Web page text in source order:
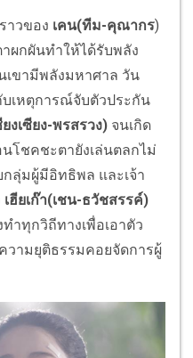
าวของ เคน(ทีม-คุณากร)
ผกผันทำให้ได้รับพลัง
เขามีพลังมหาศาล วัน
บเหตุการณ์จับตัวประกัน
ยงเซียง-พรสรวง) จนเกิด
โชคชะตายังเล่นตลกไม่
กลุ่มผู้มีอิทธิพล และเจ้า
เฮียเก๊า(เชน-ธวัชสรรค์)
ำทุกวิถีทางเพื่อเอาตัว
วามยุติธรรมคอยจัดการผู้